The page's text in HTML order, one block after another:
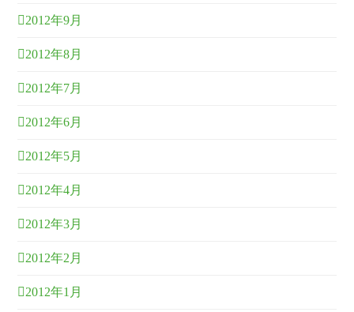
2012年9月
2012年8月
2012年7月
2012年6月
2012年5月
2012年4月
2012年3月
2012年2月
2012年1月